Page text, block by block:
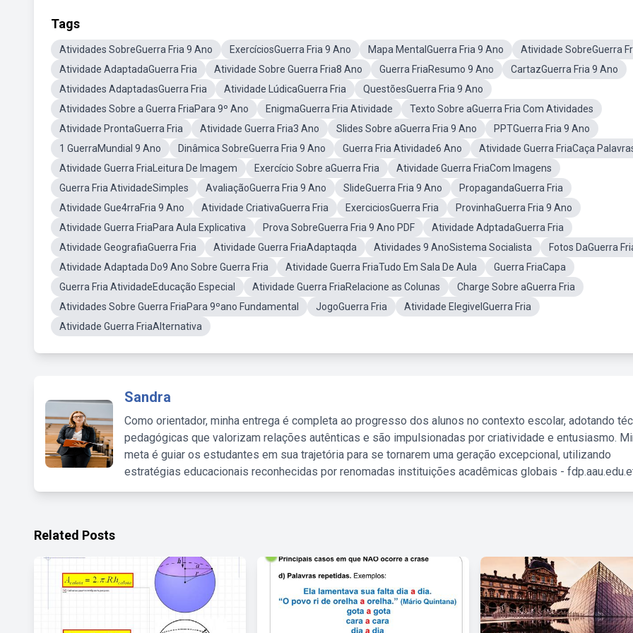
Tags
Atividades SobreGuerra Fria 9 Ano ExercíciosGuerra Fria 9 Ano Mapa MentalGuerra Fria 9 Ano
Atividade SobreGuerra
Atividade AdaptadaGuerra Fria
Atividade Sobre Guerra Fria8 Ano Guerra FriaResumo 9 Ano
CartazGuerra Fria 9 Ano
Atividades AdaptadasGuerra Fria
Atividade LúdicaGuerra Fria
QuestõesGuerra Fria 9 Ano
Atividades Sobre a Guerra FriaPara 9º Ano
EnigmaGuerra Fria Atividade
Texto Sobre aGuerra Fria Com Atividades
Atividade ProntaGuerra Fria
Atividade Guerra Fria3 Ano Slides Sobre aGuerra Fria 9 Ano
PPTGuerra Fria 9 Ano
1 GuerraMundial 9 Ano
Dinâmica SobreGuerra Fria 9 Ano Guerra Fria Atividade6 Ano
Atividade Guerra FriaCaça
Atividade Guerra FriaLeitura De Imagem
Exercício Sobre aGuerra Fria
Atividade Guerra FriaCom Imagens
Guerra Fria AtividadeSimples
AvaliaçãoGuerra Fria 9 Ano SlideGuerra Fria 9 Ano
PropagandaGuerra Fria
Atividade Gue4rraFria 9 Ano
Atividade CriativaGuerra Fria ExerciciosGuerra Fria
ProvinhaGuerra Fria 9 Ano
Atividade Guerra FriaPara Aula Explicativa
Prova SobreGuerra Fria 9 Ano PDF
Atividade AdptadaGuerra Fria
Atividade GeografiaGuerra Fria
Atividade Guerra FriaAdaptaqda Atividades 9 AnoSistema Socialista
Fotos DaGuerra
Atividade Adaptada Do9 Ano Sobre Guerra Fria
Atividade Guerra FriaTudo Em Sala De Aula
Guerra FriaCapa
Guerra Fria AtividadeEducação Especial
Atividade Guerra FriaRelacione as Colunas
Charge Sobre aGuerra Fria
Atividades Sobre Guerra FriaPara 9ºano Fundamental
JogoGuerra Fria
Atividade ElegivelGuerra Fria
Atividade Guerra FriaAlternativa
Sandra
Como orientador, minha entrega é completa ao progresso dos alunos no contexto escolar, adotando
pedagógicas que valorizam relações autênticas e são impulsionadas por criatividade e entusiasmo.
meta é guiar os estudantes em sua trajetória para se tornarem uma geração excepcional, utilizando
estratégias educacionais reconhecidas por renomadas instituições acadêmicas globais -
Related Posts